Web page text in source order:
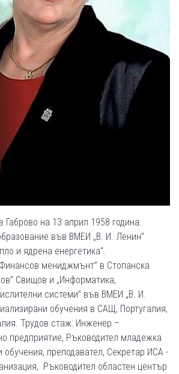
Габрово на 13 април 1958 година.
във ВМЕИ „В. И. Ленин”
и ядрена енергетика”.
мениджмънт” в Стопанска
Свищов и „Информатика,
системи” във ВМЕИ „В. И.
обучения в САЩ, Португалия,
Трудов стаж: Инженер –
предприятие, Ръководител младежка
преподавател, Секретар ИСА -
Ръководител областен център